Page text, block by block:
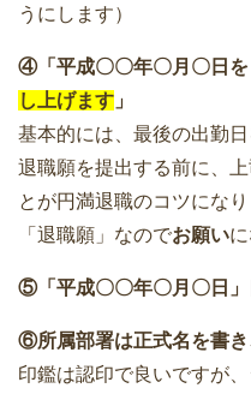
うにします）
④「平成〇〇年〇月〇日を
し上げます 」
基本的には、最後の出勤日
退職願を提出する前に、
とが円満退職のコツになり
「退職願」なのでお願い
⑤「平成〇〇年〇月〇日」
⑥所属部署は正式名を書
印鑑は認印で良いですが